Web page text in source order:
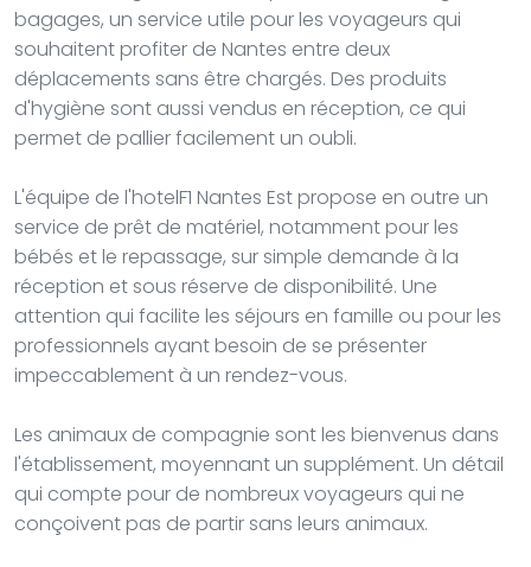
bagages, un service utile pour les voyageurs qui
souhaitent profiter de Nantes entre deux
déplacements sans être chargés. Des produits
d'hygiène sont aussi vendus en réception, ce qui
permet de pallier facilement un oubli.
L'équipe de l'hotelF1 Nantes Est propose en outre un
service de prêt de matériel, notamment pour les
bébés et le repassage, sur simple demande à la
réception et sous réserve de disponibilité. Une
attention qui facilite les séjours en famille ou pour les
professionnels ayant besoin de se présenter
impeccablement à un rendez-vous.
Les animaux de compagnie sont les bienvenus dans
l'établissement, moyennant un supplément. Un détail
qui compte pour de nombreux voyageurs qui ne
conçoivent pas de partir sans leurs animaux.